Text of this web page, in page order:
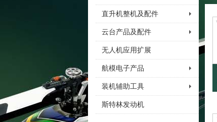
直升机整机及配件
云台产品及配件
无人机应用扩展
航模电子产品
装机辅助工具
斯特林发动机